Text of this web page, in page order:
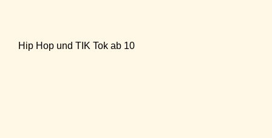
Hip Hop und TIK Tok ab 10